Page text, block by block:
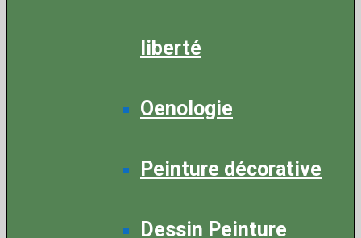
liberté
Oenologie
Peinture décorative
Dessin Peinture